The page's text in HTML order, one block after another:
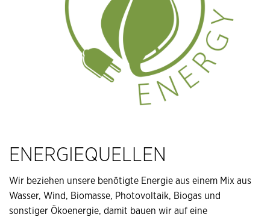
ENERGIEQUELLEN
Wir beziehen unsere benötigte Energie aus einem Mix aus
Wasser, Wind, Biomasse, Photovoltaik, Biogas und
sonstiger Ökoenergie, damit bauen wir auf eine